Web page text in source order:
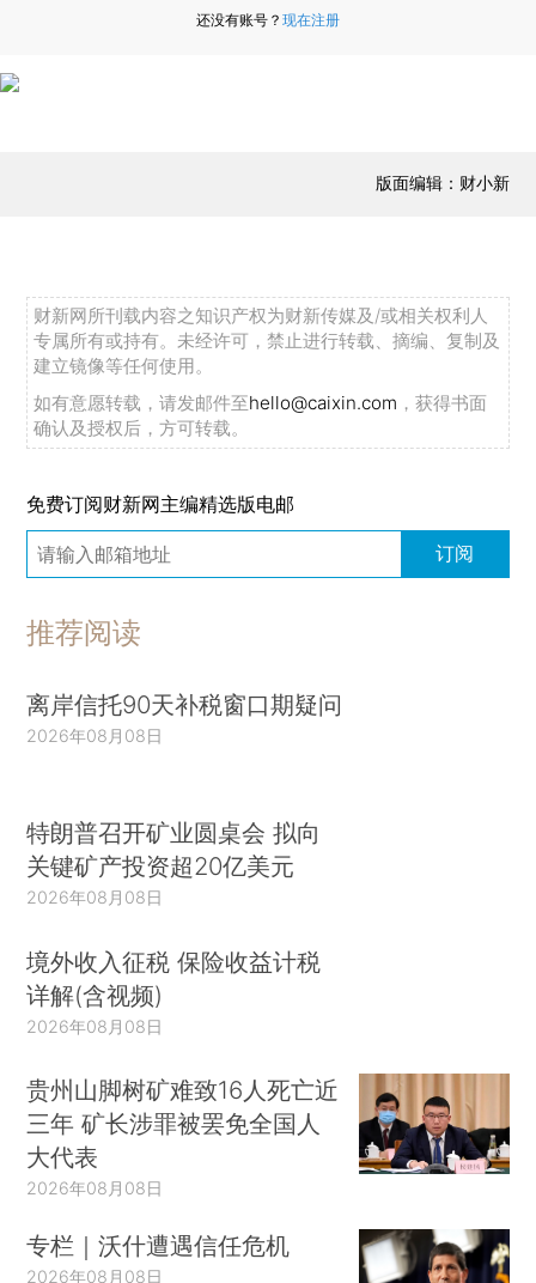
还没有账号？ 现在注册
版面编辑：财小新
财新网所刊载内容之知识产权为财新传媒及/或相关权利人
专属所有或持有。未经许可，禁止进行转载、摘编、复制及
建立镜像等任何使用。
如有意愿转载，请发邮件至hello@caixin.com ，获得书面
确认及授权后，方可转载。
免费订阅财新网主编精选版电邮
订阅
推荐阅读
离岸信托90天补税窗口期疑问
2026年08月08日
特朗普召开矿业圆桌会 拟向
关键矿产投资超20亿美元
2026年08月08日
境外收入征税 保险收益计税
详解(含视频)
2026年08月08日
贵州山脚树矿难致16人死亡近
三年 矿长涉罪被罢免全国人
大代表
2026年08月08日
专栏｜沃什遭遇信任危机
2026年08月08日